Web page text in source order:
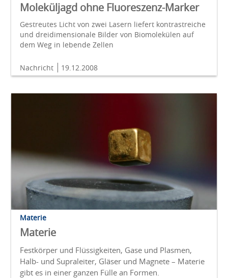
Moleküljagd ohne Fluoreszenz-Marker
Gestreutes Licht von zwei Lasern liefert kontrastreiche
und dreidimensionale Bilder von Biomolekülen auf
dem Weg in lebende Zellen
Nachricht 19.12.2008
Materie
Materie
Festkörper und Flüssigkeiten, Gase und Plasmen,
Halb- und Supraleiter, Gläser und Magnete – Materie
gibt es in einer ganzen Fülle an Formen.